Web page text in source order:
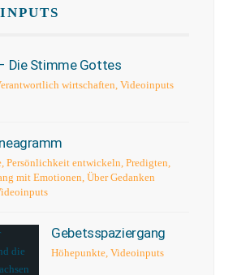
Die Stimme Gottes
wirtschaften, Videoinputs
, Persönlichkeit entwickeln, Predigten,
mit Emotionen, Über Gedanken
Gebetsspaziergang
Höhepunkte,Videoinputs